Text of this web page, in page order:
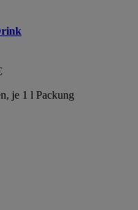
je 1 l Packung